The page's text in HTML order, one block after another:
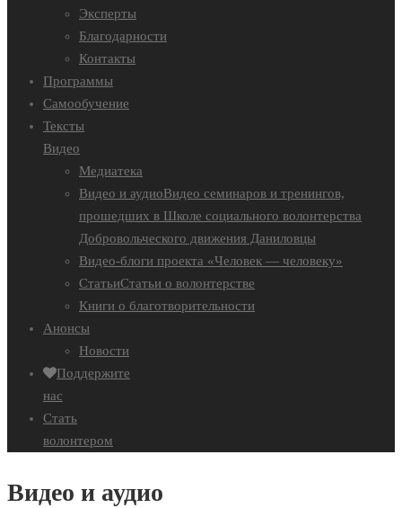
Эксперты
Благодарности
Контакты
Программы
Самообучение
Тексты
Видео
Медиатека
Видео и аудиоВидео семинаров и тренингов,
прошедших в Школе социального волонтерства
Добровольческого движения Даниловцы
Видео-блоги проекта «Человек — человеку»
СтатьиСтатьи о волонтерстве
Книги о благотворительности
Анонсы
Новости
Поддержите
нас
Стать
волонтером
Видео и аудио